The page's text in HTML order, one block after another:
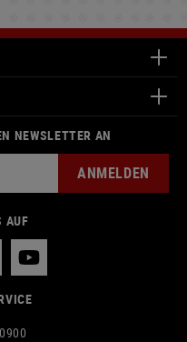
NEWSLETTER AN
ANMELDEN
AUF